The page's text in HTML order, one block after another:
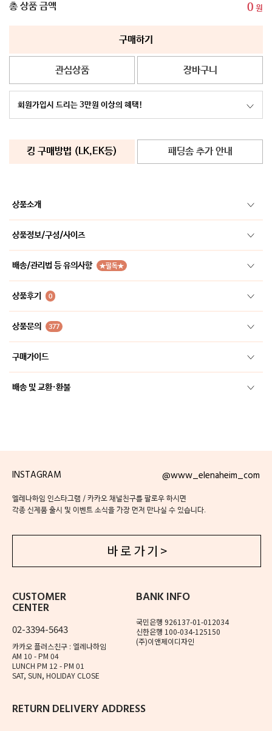
총 상품 금액 0 원
구매하기
관심상품 장바구니
회원가입시 드리는 3만원 이상의 혜택!
킹 구매방법 (LK,EK등) 패딩솜 추가 안내
상품소개
상품정보/구성/사이즈
배송/관리법 등 유의사항 ★필독★
상품후기 0
상품문의 377
구매가이드
배송 및 교환·환불
INSTAGRAM @www_elenaheim_com
엘레나하임 인스타그램 / 카카오 채널친구를 팔로우 하시면
각종 신제품 출시 및 이벤트 소식을 가장 먼저 만나실 수 있습니다.
바 로 가 기 >
CUSTOMER
CENTER
02-3394-5643
카카오 플러스친구 : 엘레나하임
AM 10 - PM 04
LUNCH PM 12 - PM 01
SAT, SUN, HOLIDAY CLOSE
BANK INFO
국민은행 926137-01-012034
신한은행 100-034-125150
(주)이앤제이디자인
RETURN DELIVERY ADDRESS